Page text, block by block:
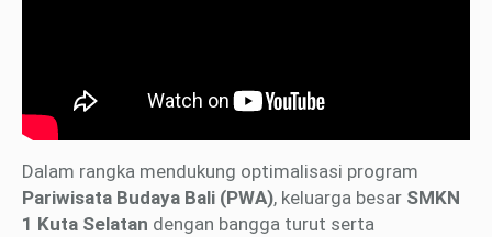
Dalam rangka mendukung optimalisasi program
Pariwisata Budaya Bali (PWA), keluarga besar SMKN
1 Kuta Selatan dengan bangga turut serta